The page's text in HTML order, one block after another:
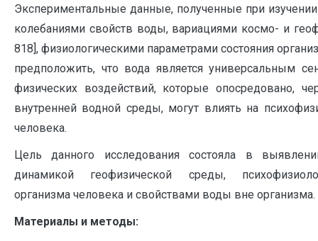
Экспериментальные данные, полученные при
колебаниями свойств воды, вариациями космо- и
818], физиологическими параметрами состояния
предположить, что вода является универсальным
физических воздействий, которые опосредовано,
внутренней водной среды, могут влиять на
человека.
Цель данного исследования состояла в
динамикой геофизической среды,
организма человека и свойствами воды вне организма.
Материалы и методы: